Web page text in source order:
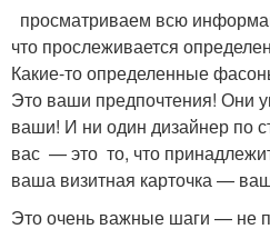
просматриваем всю
что прослеживается
Какие-то определенные
Это ваши предпочтения! Они
ваши! И ни один дизайнер по
вас — это то, что
ваша визитная карточка —
Это очень важные шаги — не